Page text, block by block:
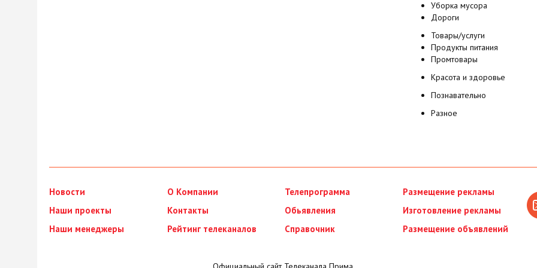
Уборка мусора
Дороги
Товары/услуги
Продукты питания
Промтовары
Красота и здоровье
Познавательно
Разное
Новости
Наши проекты
Наши менеджеры
О Компании
Контакты
Рейтинг телеканалов
Телепрограмма
Обьявления
Справочник
Размещение рекламы
Изготовление рекламы
Размещение объявлений